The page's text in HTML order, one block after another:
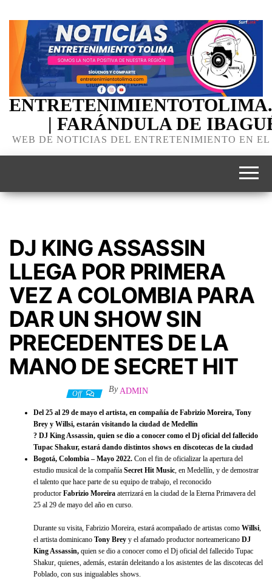
| FARÁNDULA DE
WEB DE NOTICIAS DEL ENTRETENIMIENTO EN
DJ KING ASSASSIN
LLEGA POR PRIMERA
VEZ A COLOMBIA PARA
DAR UN SHOW SIN
PRECEDENTES DE LA
MANO DE SECRET HIT
Off By ADMIN
Del 25 al 29 de mayo el artista, en compañía de Fabrizio Moreira, Tony
Brey y Willsi, estarán visitando la ciudad de Medellín
? DJ King Assassin, quien se dio a conocer como el Dj oficial del fallecido
Tupac Shakur, estará dando distintos shows en discotecas de la ciudad
Bogotá, Colombia – Mayo 2022. Con el fin de oficializar la apertura del
estudio musical de la compañía Secret Hit Music , en Medellín, y de demostrar
el talento que hace parte de su equipo de trabajo, el reconocido
productor Fabrizio Moreira aterrizará en la ciudad de la Eterna Primavera del
25 al 29 de mayo del año en curso.
Durante su visita, Fabrizio Moreira, estará acompañado de artistas como Willsi
el artista dominicano Tony Brey y el afamado productor norteamericano DJ
King Assassin, quien se dio a conocer como el Dj oficial del fallecido Tupac
Shakur, quienes, además, estarán deleitando a los asistentes de las discotecas del
Poblado, con sus inigualables shows.